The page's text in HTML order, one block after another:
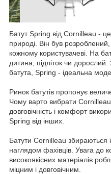
Батут Spring від Cornilleau -
природі. Він був
кожному користувачеві. На
дитина, підліток чи
батута, Spring - ідеальна
Ринок батутів пропонує
Чому варто вибрати
довговічність і комфорт
Spring від інших.
Батути Cornilleau збираються
наглядом фахівців. Увага до
високоякісних матеріалів
міцним і довговічним.